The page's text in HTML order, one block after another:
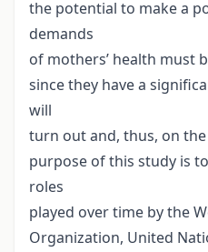
the potential to make a
demands
of mothers’ health must
since they have a
will
turn out and, thus, on
purpose of this study is
roles
played over time by the
Organization, United